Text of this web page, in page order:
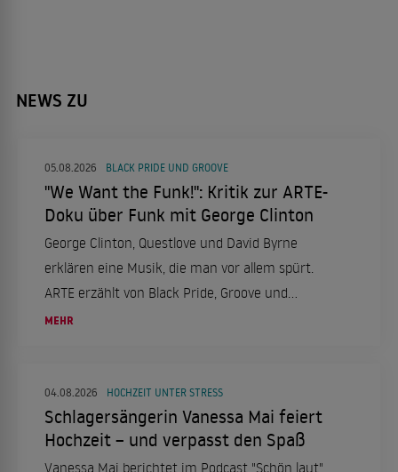
NEWS ZU
05.08.2026 BLACK PRIDE UND GROOVE
"We Want the Funk!": Kritik zur ARTE-
Doku über Funk mit George Clinton
George Clinton, Questlove und David Byrne
erklären eine Musik, die man vor allem spürt.
ARTE erzählt von Black Pride, Groove und
Popgeschichte.
MEHR
04.08.2026 HOCHZEIT UNTER STRESS
Schlagersängerin Vanessa Mai feiert
Hochzeit – und verpasst den Spaß
Vanessa Mai berichtet im Podcast "Schön laut"